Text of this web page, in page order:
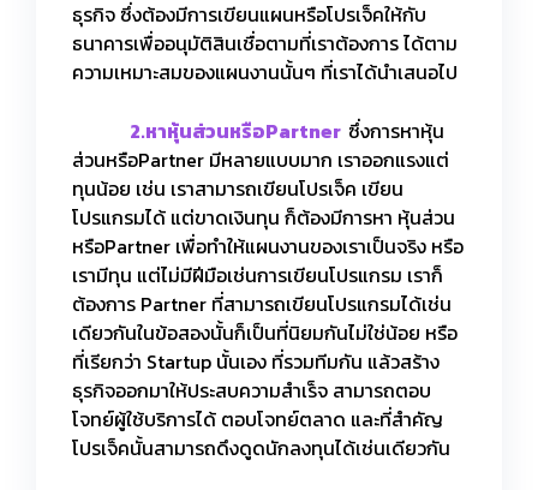
ธุรกิจ ซึ่งต้องมีการเขียนแผนหรือโปรเจ็คให้กับ
ธนาคารเพื่ออนุมัติสินเชื่อตามที่เราต้องการ ได้ตาม
ความเหมาะสมของแผนงานนั้นๆ ที่เราได้นำเสนอไป
2.หาหุ้นส่วนหรือPartner ซึ่งการหาหุ้น
ส่วนหรือPartner มีหลายแบบมาก เราออกแรงแต่
ทุนน้อย เช่น เราสามารถเขียนโปรเจ็ค เขียน
โปรแกรมได้ แต่ขาดเงินทุน ก็ต้องมีการหา หุ้นส่วน
หรือPartner เพื่อทำให้แผนงานของเราเป็นจริง หรือ
เรามีทุน แต่ไม่มีฝีมือเช่นการเขียนโปรแกรม เราก็
ต้องการ Partner ที่สามารถเขียนโปรแกรมได้เช่น
เดียวกันในข้อสองนั้นก็เป็นที่นิยมกันไม่ใช่น้อย หรือ
ที่เรียกว่า Startup นั้นเอง ที่รวมทีมกัน แล้วสร้าง
ธุรกิจออกมาให้ประสบความสำเร็จ สามารถตอบ
โจทย์ผู้ใช้บริการได้ ตอบโจทย์ตลาด และที่สำคัญ
โปรเจ็คนั้นสามารถดึงดูดนักลงทุนได้เช่นเดียวกัน